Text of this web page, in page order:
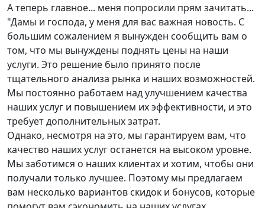
А теперь главное... меня попросили прям зачитать...
"Дамы и господа, у меня для вас важная новость. С
большим сожалением я вынужден сообщить вам о
том, что мы вынуждены поднять цены на наши
услуги. Это решение было принято после
тщательного анализа рынка и наших возможностей.
Мы постоянно работаем над улучшением качества
наших услуг и повышением их эффективности, и это
требует дополнительных затрат.
Однако, несмотря на это, мы гарантируем вам, что
качество наших услуг останется на высоком уровне.
Мы заботимся о наших клиентах и хотим, чтобы они
получали только лучшее. Поэтому мы предлагаем
вам несколько вариантов скидок и бонусов, которые